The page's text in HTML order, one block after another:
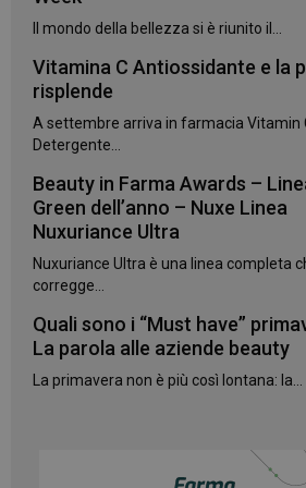
Il mondo della bellezza si è riunito il...
Vitamina C Antiossidante e la
risplende
A settembre arriva in farmacia Vitamin
Detergente...
Beauty in Farma Awards –
Green dell’anno – Nuxe Linea
Nuxuriance Ultra
Nuxuriance Ultra è una linea completa
corregge...
Quali sono i “Must have”
La parola alle aziende beauty
La primavera non è più così lontana: la...
sul linguaggio
utilizzato per
Normalmente
il sito, ma un
di accesso per un
Universal
del
da
per distinguere
in modo
È incluso in ogni
per calcolare i
per i rapporti di
Analytics per
Cookie-
consenso sui